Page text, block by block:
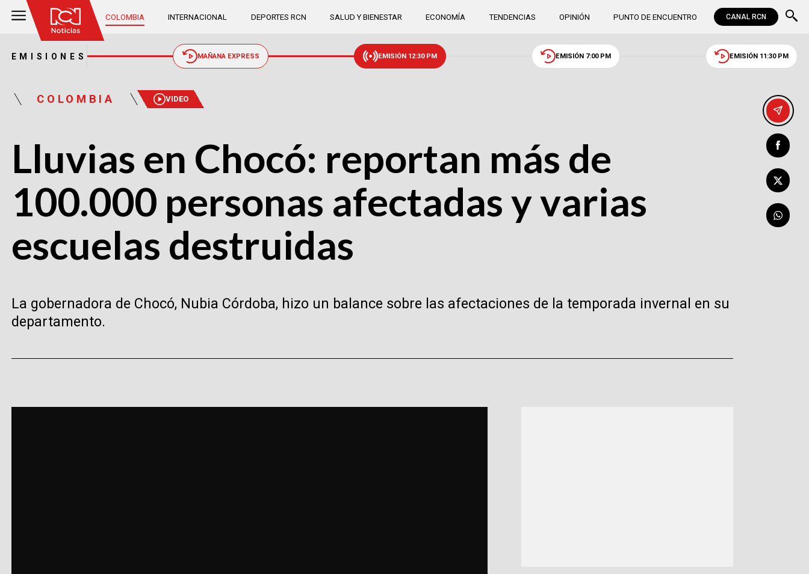
COLOMBIA INTERNACIONAL DEPORTES RCN SALUD Y BIENESTAR ECONOMÍA TENDENCIAS OPINIÓN PUNTO DE ENCUENTRO CANAL RCN
EMISIONES MAÑANA EXPRESS EMISIÓN 12:30 PM EMISIÓN 7:00 PM EMISIÓN 11:30 PM
COLOMBIA VIDEO
Lluvias en Chocó: reportan más de
100.000 personas afectadas y varias
escuelas destruidas
La gobernadora de Chocó, Nubia Córdoba, hizo un balance sobre las afectaciones de la temporada invernal en su
departamento.